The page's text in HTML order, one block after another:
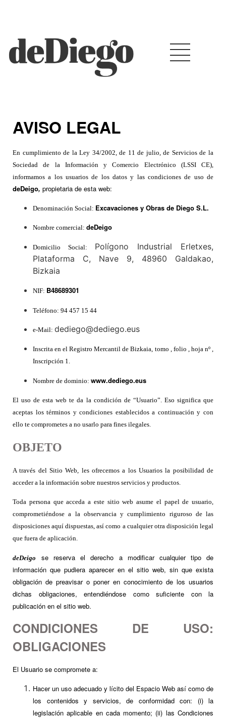
AVISO LEGAL
En cumplimiento de la Ley 34/2002, de 11 de julio, de Servicios de la
Sociedad de la Información y Comercio Electrónico (LSSI CE),
informamos a los usuarios de los datos y las condiciones de uso de
deDeigo, propietaria de esta web:
Denominación Social: Excavaciones y Obras de Diego S.L.
Nombre comercial: deDeigo
Domicilio Social: Polígono Industrial Erletxes,
Plataforma C, Nave 9, 48960 Galdakao,
Bizkaia
NIF: B48689301
Teléfono: 94 457 15 44
e-Mail: dediego@dediego.eus
Inscrita en el Registro Mercantil de Bizkaia, tomo , folio , hoja nº ,
Inscripción 1.
Nombre de dominio: www.dediego.eus
El uso de esta web te da la condición de “Usuario”. Eso significa que
aceptas los términos y condiciones establecidos a continuación y con
ello te comprometes a no usarlo para fines ilegales.
OBJETO
A través del Sitio Web, les ofrecemos a los Usuarios la posibilidad de
acceder a la información sobre nuestros servicios y productos.
Toda persona que acceda a este sitio web asume el papel de usuario,
comprometiéndose a la observancia y cumplimiento riguroso de las
disposiciones aquí dispuestas, así como a cualquier otra disposición legal
que fuera de aplicación.
deDeigo
se reserva el derecho a modificar cualquier tipo de
información que pudiera aparecer en el sitio web, sin que exista
obligación de preavisar o poner en conocimiento de los usuarios
dichas obligaciones, entendiéndose como suficiente con la
publicación en el sitio web.
CONDICIONES DE USO:
OBLIGACIONES
El Usuario se compromete a:
Hacer un uso adecuado y lícito del Espacio Web así como de
los contenidos y servicios, de conformidad con: (i) la
legislación aplicable en cada momento; (ii) las Condiciones